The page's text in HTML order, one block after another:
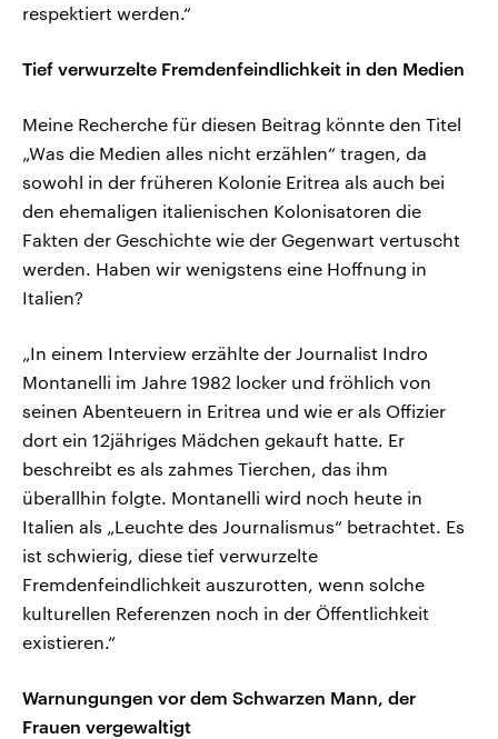
respektiert werden.“
Tief verwurzelte Fremdenfeindlichkeit in den Medien
Meine Recherche für diesen Beitrag könnte den Titel
„Was die Medien alles nicht erzählen“ tragen, da
sowohl in der früheren Kolonie Eritrea als auch bei
den ehemaligen italienischen Kolonisatoren die
Fakten der Geschichte wie der Gegenwart vertuscht
werden. Haben wir wenigstens eine Hoffnung in
Italien?
„In einem Interview erzählte der Journalist Indro
Montanelli im Jahre 1982 locker und fröhlich von
seinen Abenteuern in Eritrea und wie er als Offizier
dort ein 12jähriges Mädchen gekauft hatte. Er
beschreibt es als zahmes Tierchen, das ihm
überallhin folgte. Montanelli wird noch heute in
Italien als „Leuchte des Journalismus“ betrachtet. Es
ist schwierig, diese tief verwurzelte
Fremdenfeindlichkeit auszurotten, wenn solche
kulturellen Referenzen noch in der Öffentlichkeit
existieren.“
Warnungungen vor dem Schwarzen Mann, der
Frauen vergewaltigt